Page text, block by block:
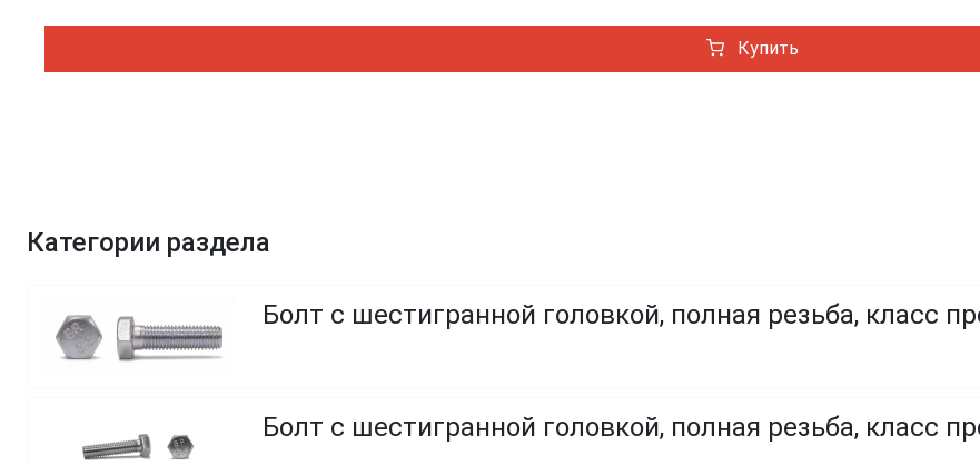
Купить
Категории раздела
Болт с шестигранной головкой, полная резьба, класс
Болт с шестигранной головкой, полная резьба, класс